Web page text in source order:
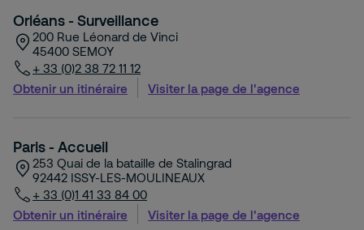
Orléans - Surveillance
200 Rue Léonard de Vinci
45400 SEMOY
+ 33 (0)2 38 72 11 12
Obtenir un itinéraire
Visiter la page de l'agence
Paris - Accueil
253 Quai de la bataille de Stalingrad
92442 ISSY-LES-MOULINEAUX
+ 33 (0)1 41 33 84 00
Obtenir un itinéraire
Visiter la page de l'agence